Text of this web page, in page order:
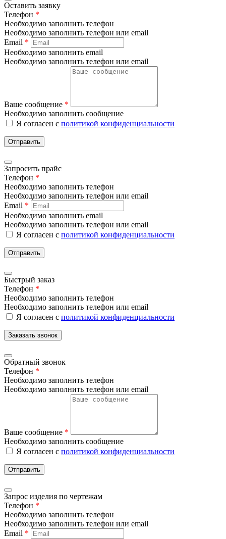
Оставить заявку
Телефон *
Необходимо заполнить телефон
Необходимо заполнить телефон или email
Email *
Необходимо заполнить email
Необходимо заполнить телефон или email
Ваше сообщение *
Необходимо заполнить сообщение
Я согласен с политикой конфиденциальности
Отправить
Запросить прайс
Телефон *
Необходимо заполнить телефон
Необходимо заполнить телефон или email
Email *
Необходимо заполнить email
Необходимо заполнить телефон или email
Я согласен с политикой конфиденциальности
Отправить
Быстрый заказ
Телефон *
Необходимо заполнить телефон
Необходимо заполнить телефон или email
Я согласен с политикой конфиденциальности
Заказать звонок
Обратный звонок
Телефон *
Необходимо заполнить телефон
Необходимо заполнить телефон или email
Ваше сообщение *
Необходимо заполнить сообщение
Я согласен с политикой конфиденциальности
Отправить
Запрос изделия по чертежам
Телефон *
Необходимо заполнить телефон
Необходимо заполнить телефон или email
Email *